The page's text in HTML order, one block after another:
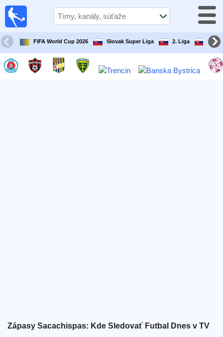
FIFA World Cup 2026 Slovak Super Liga 2. Liga
Zápasy Sacachispas: Kde Sledovať Futbal Dnes v TV
Futbal
Televízny
sprievodca